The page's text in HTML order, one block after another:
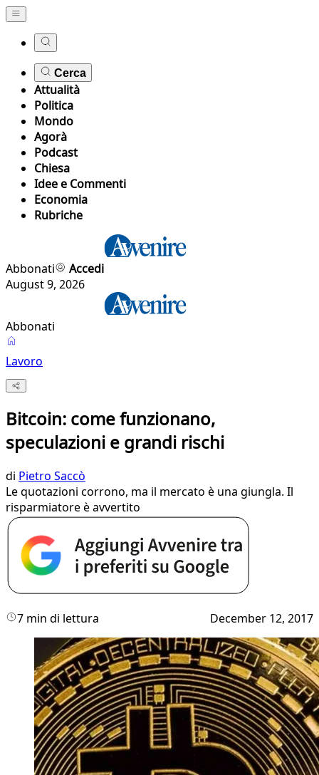
Cerca
Attualità
Politica
Mondo
Agorà
Podcast
Chiesa
Idee e Commenti
Economia
Rubriche
Abbonati
Accedi
August 9, 2026
Abbonati
Lavoro
Bitcoin: come funzionano,
speculazioni e grandi rischi
di Pietro Saccò
Le quotazioni corrono, ma il mercato è una giungla. Il
risparmiatore è avvertito
7 min di lettura December 12, 2017